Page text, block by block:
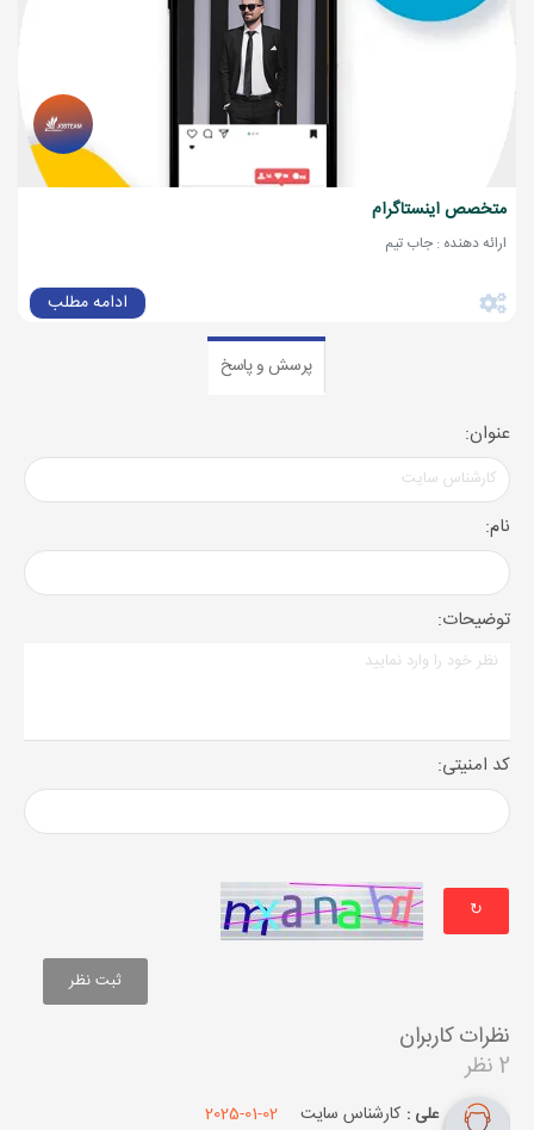
متخصص اینستاگرام
ارائه دهنده : جاب تیم
ادامه مطلب
پرسش و پاسخ
عنوان:
نام:
توضیحات:
کد امنیتی:
↻
نظرات کاربران
2 نظر
علی : کارشناس سایت 2025-01-02